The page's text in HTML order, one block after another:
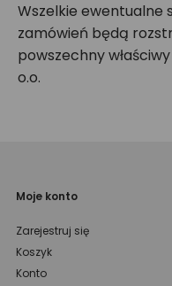
Wszelkie ewentualne
zamówień będą
powszechny
o.o.
Moje konto
Zarejestruj się
Koszyk
Konto